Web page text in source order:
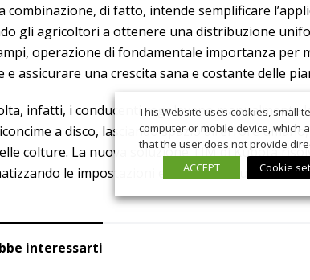
combinazione, di fatto, intende semplificare
gli agricoltori a ottenere una distribuzione
operazione di fondamentale importanza per
e assicurare una crescita sana e costante delle
infatti, i conducenti regolavano manualmente
a disco, lasciando spazio all’errore
colture. La nuova soluzione TIM di Kubota
le impostazioni essenziali, riducendo la
interessarti
This Website uses cookies, small
computer or mobile device, which
that the user does not provide
ACCEPT
Cookie